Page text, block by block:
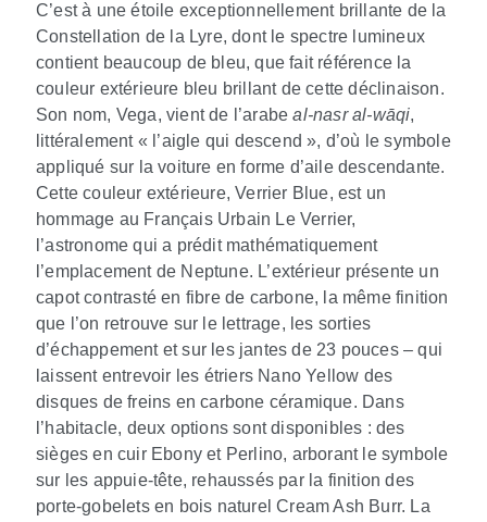
C’est à une étoile exceptionnellement brillante de la
Constellation de la Lyre, dont le spectre lumineux
contient beaucoup de bleu, que fait référence la
couleur extérieure bleu brillant de cette déclinaison.
Son nom, Vega, vient de l’arabeal‑nasr al‑wāqi,
littéralement « l’aigle qui descend », d’où le symbole
appliqué sur la voiture en forme d’aile descendante.
Cette couleur extérieure, Verrier Blue, est un
hommage au Français Urbain Le Verrier,
l’astronome qui a prédit mathématiquement
l’emplacement de Neptune. L’extérieur présente un
capot contrasté en fibre de carbone, la même finition
que l’on retrouve sur le lettrage, les sorties
d’échappement et sur les jantes de 23 pouces – qui
laissent entrevoir les étriers Nano Yellow des
disques de freins en carbone céramique. Dans
l’habitacle, deux options sont disponibles : des
sièges en cuir Ebony et Perlino, arborant le symbole
sur les appuie‑tête, rehaussés par la finition des
porte‑gobelets en bois naturel Cream Ash Burr. La